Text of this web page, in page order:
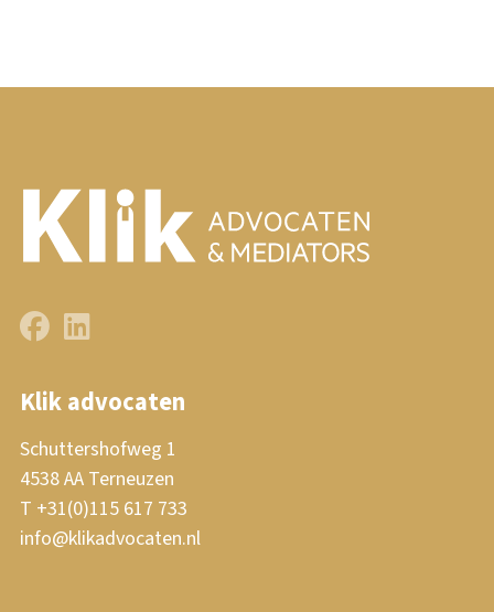
Klik advocaten
Schuttershofweg 1
4538 AA Terneuzen
T +31(0)115 617 733
info@klikadvocaten.nl